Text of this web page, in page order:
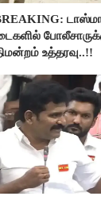
உத்தரவு..!!